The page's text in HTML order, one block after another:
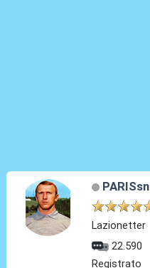
PARISsn
Lazionetter
22.590
Registrato